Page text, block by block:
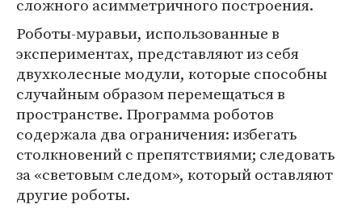
сложного асимметричного построения.
Роботы-муравьи, использованные в
экспериментах, представляют из себя
двухколесные модули, которые способны
случайным образом перемещаться в
пространстве. Программа роботов
содержала два ограничения: избегать
столкновений с препятствиями; следовать
за «световым следом», который оставляют
другие роботы.